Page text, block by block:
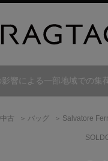
響による一部地域での集
古 バッグ Salvatore